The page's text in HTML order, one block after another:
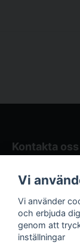
Kontakta oss
Butikens
Kontakta oss
Följ oss på
medier!
Vi
Vi använder
och erbjuda
genom att
inställningar